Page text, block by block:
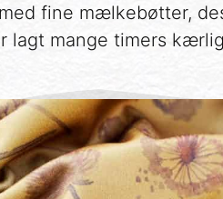
fine mælkebøtter,
lagt mange timers